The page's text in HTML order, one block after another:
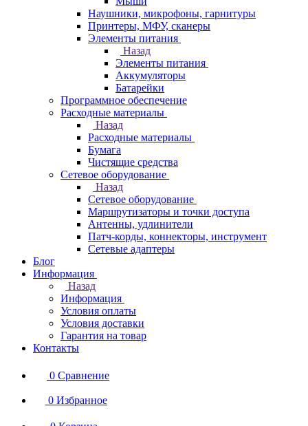
Наушники, микрофоны, гарнитуры
Принтеры, МФУ, сканеры
Элементы питания
Назад
Элементы питания
Аккумуляторы
Батарейки
Программное обеспечение
Расходные материалы
Назад
Расходные материалы
Бумага
Чистящие средства
Сетевое оборудование
Назад
Сетевое оборудование
Маршрутизаторы и точки доступа
Антенны, удлинители
Патч-корды, коннекторы, инструмент
Сетевые адаптеры
Блог
Информация
Назад
Информация
Условия оплаты
Условия доставки
Гарантия на товар
Контакты
0 Сравнение
0 Избранное